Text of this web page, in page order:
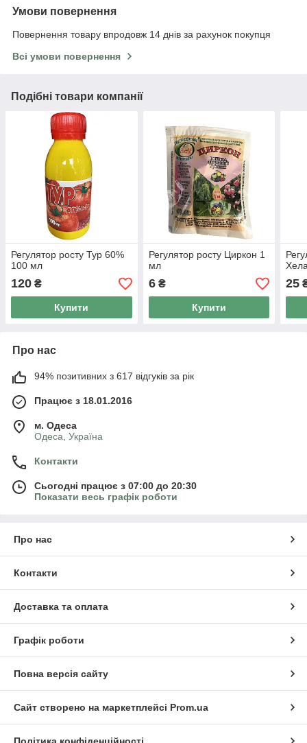
Умови повернення
Повернення товару впродовж 14 днів за рахунок покупця
Всі умови повернення
Подібні товари компанії
Регулятор росту Тур 60%
100 мл
120 ₴
Купити
Регулятор росту Циркон 1
мл
6₴
Купити
25
Про нас
94% позитивних з 617 відгуків за рік
Працює з 18.01.2016
м. Одеса
Одеса, Україна
Контакти
Сьогодні працює з 07:00 до 20:30
Показати весь графік роботи
Про нас
Контакти
Доставка та оплата
Графік роботи
Повна версія сайту
Сайт створено на маркетплейсі Prom.ua